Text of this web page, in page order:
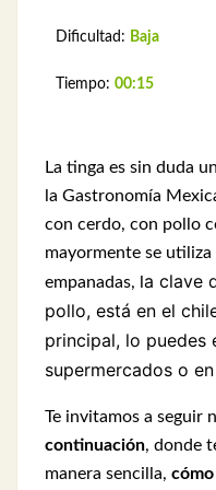
Dificultad: Baja
Tiempo: 00:15
La tinga es sin duda
la Gastronomía
con cerdo, con pollo
mayormente se
empanadas, l a clave
pollo, está en el
principal, lo puedes
supermercados o
Te invitamos a seguir
continuación, donde
manera sencilla,